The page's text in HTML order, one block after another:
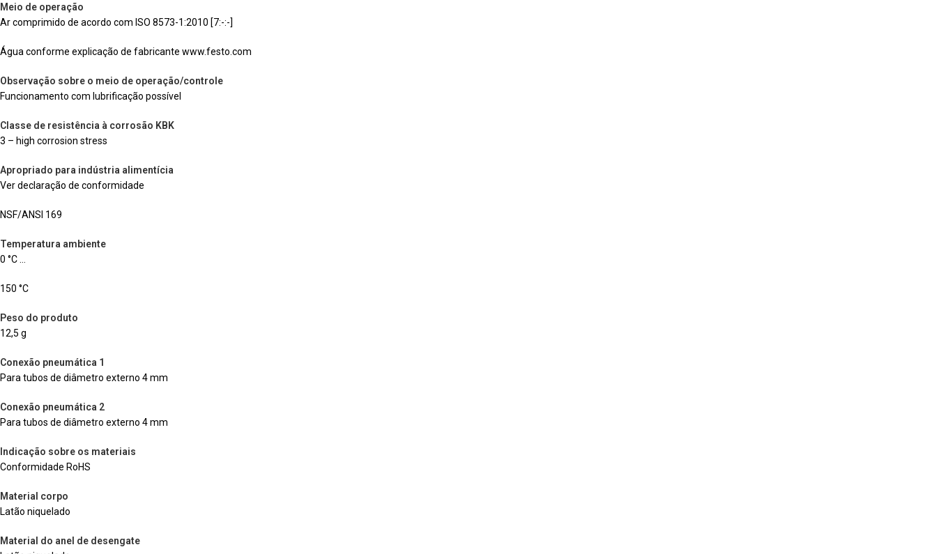
Meio de operação
Ar comprimido de acordo com ISO 8573-1:2010 [7:-:-]
Água conforme explicação de fabricante www.festo.com
Observação sobre o meio de operação/controle
Funcionamento com lubrificação possível
Classe de resistência à corrosão KBK
3 – high corrosion stress
Apropriado para indústria alimentícia
Ver declaração de conformidade
NSF/ANSI 169
Temperatura ambiente
0 °C …
150 °C
Peso do produto
12,5 g
Conexão pneumática 1
Para tubos de diâmetro externo 4 mm
Conexão pneumática 2
Para tubos de diâmetro externo 4 mm
Indicação sobre os materiais
Conformidade RoHS
Material corpo
Latão niquelado
Material do anel de desengate